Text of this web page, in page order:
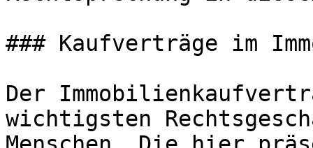
### Kaufverträge im
Der
wichtigsten